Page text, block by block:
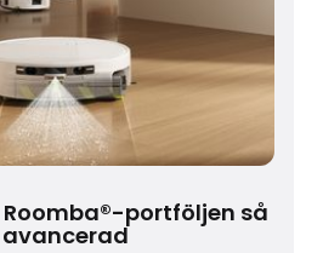
portföljen så